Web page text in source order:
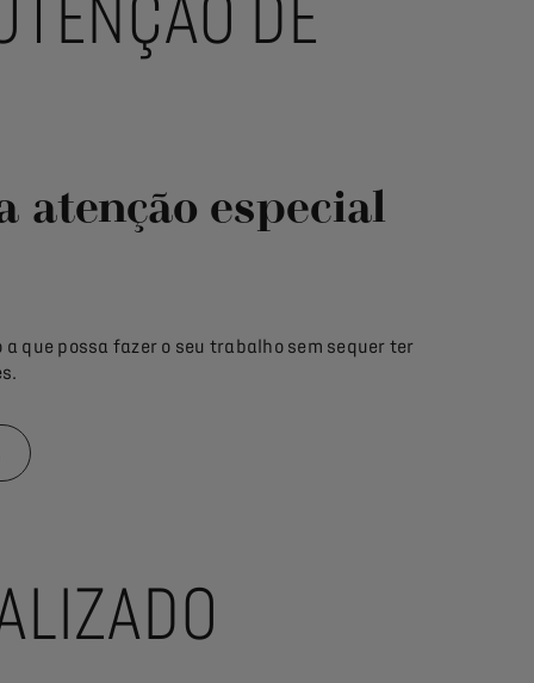
DE
atenção especial
que possa fazer o seu trabalho sem sequer ter